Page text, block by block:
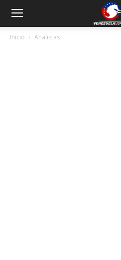
Inicio Analistas